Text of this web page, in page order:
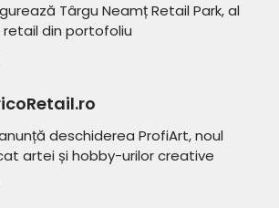
Târgu Neamț Retail Park, al
din portofoliu
deschiderea ProfiArt, noul
artei și hobby-urilor creative